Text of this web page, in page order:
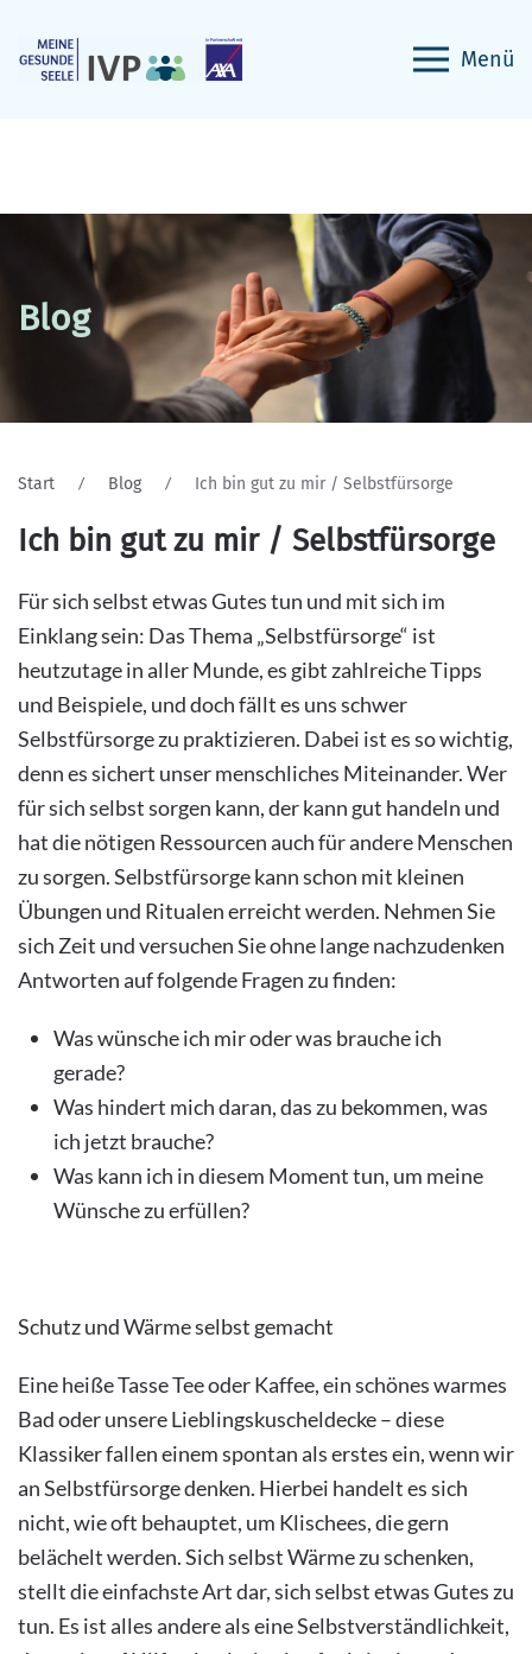
Menü
Blog
Start Blog Ich bin gut zu mir / Selbstfürsorge
Ich bin gut zu mir / Selbstfürsorge
Für sich selbst etwas Gutes tun und mit sich im
Einklang sein: Das Thema „Selbstfürsorge“ ist
heutzutage in aller Munde, es gibt zahlreiche Tipps
und Beispiele, und doch fällt es uns schwer
Selbstfürsorge zu praktizieren. Dabei ist es so wichtig,
denn es sichert unser menschliches Miteinander. Wer
für sich selbst sorgen kann, der kann gut handeln und
hat die nötigen Ressourcen auch für andere Menschen
zu sorgen. Selbstfürsorge kann schon mit kleinen
Übungen und Ritualen erreicht werden. Nehmen Sie
sich Zeit und versuchen Sie ohne lange nachzudenken
Antworten auf folgende Fragen zu finden:
Was wünsche ich mir oder was brauche ich
gerade?
Was hindert mich daran, das zu bekommen, was
ich jetzt brauche?
Was kann ich in diesem Moment tun, um meine
Wünsche zu erfüllen?
Schutz und Wärme selbst gemacht
Eine heiße Tasse Tee oder Kaffee, ein schönes warmes
Bad oder unsere Lieblingskuscheldecke – diese
Klassiker fallen einem spontan als erstes ein, wenn wir
an Selbstfürsorge denken. Hierbei handelt es sich
nicht, wie oft behauptet, um Klischees, die gern
belächelt werden. Sich selbst Wärme zu schenken,
stellt die einfachste Art dar, sich selbst etwas Gutes zu
tun. Es ist alles andere als eine Selbstverständlichkeit,